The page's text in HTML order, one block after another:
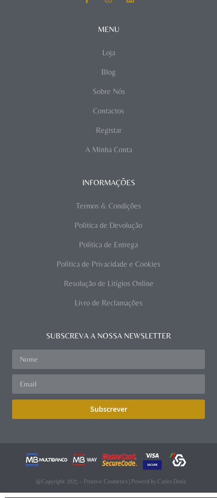
MENU
Loja
Blog
Sobre Nós
Contactos
Registar
A Minha Conta
INFORMAÇÕES
Termos & Condições
Política de Devolução
Política de Entrega
Política de Privacidade e Cookies
Resolução de Litígios Online
Livro de Reclamações
SUBSCREVA A NOSSA NEWSLETTER
Subscrever
@Copyright 2025 – Positive Cosmetics | Powerd by Carlos Diniz